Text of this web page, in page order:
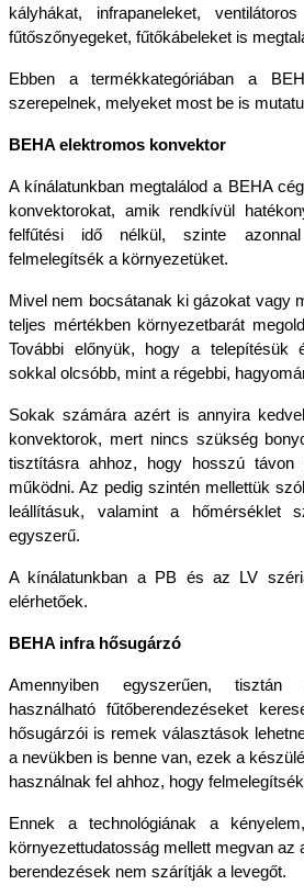
kályhákat, infrapaneleket,
fűtőszőnyegeket, fűtőkábeleket is
Ebben a termékkategóriában a
szerepelnek, melyeket most be is
BEHA elektromos konvektor
A kínálatunkban megtalálod a BEHA
konvektorokat, amik rendkívül
felfűtési idő nélkül, szinte
felmelegítsék a környezetüket.
Mivel nem bocsátanak ki gázokat vagy
teljes mértékben környezetbarát
További előnyük, hogy a telepítésük
sokkal olcsóbb, mint a régebbi,
Sokak számára azért is annyira
konvektorok, mert nincs szükség
tisztításra ahhoz, hogy hosszú távon
működni. Az pedig szintén mellettük
leállításuk, valamint a hőmérséklet
egyszerű.
A kínálatunkban a PB és az LV
elérhetőek.
BEHA infra hősugárzó
Amennyiben egyszerűen, tisztán
használható fűtőberendezéseket
hősugárzói is remek választások
a nevükben is benne van, ezek a
használnak fel ahhoz, hogy
Ennek a technológiának a
környezettudatosság mellett megvan az
berendezések nem szárítják a levegőt.